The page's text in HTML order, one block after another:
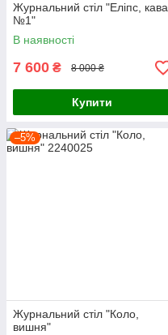
Журнальний стіл "Еліпс, кава
№1"
В наявності
7 600 ₴ 8 000 ₴
Купити
–5%
Журнальний стіл "Коло,
вишня"